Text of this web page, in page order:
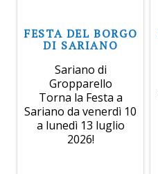
FESTA DEL BORGO
DI SARIANO
Sariano di
Gropparello
Torna la Festa a
Sariano da venerdì 10
a lunedì 13 luglio
2026!